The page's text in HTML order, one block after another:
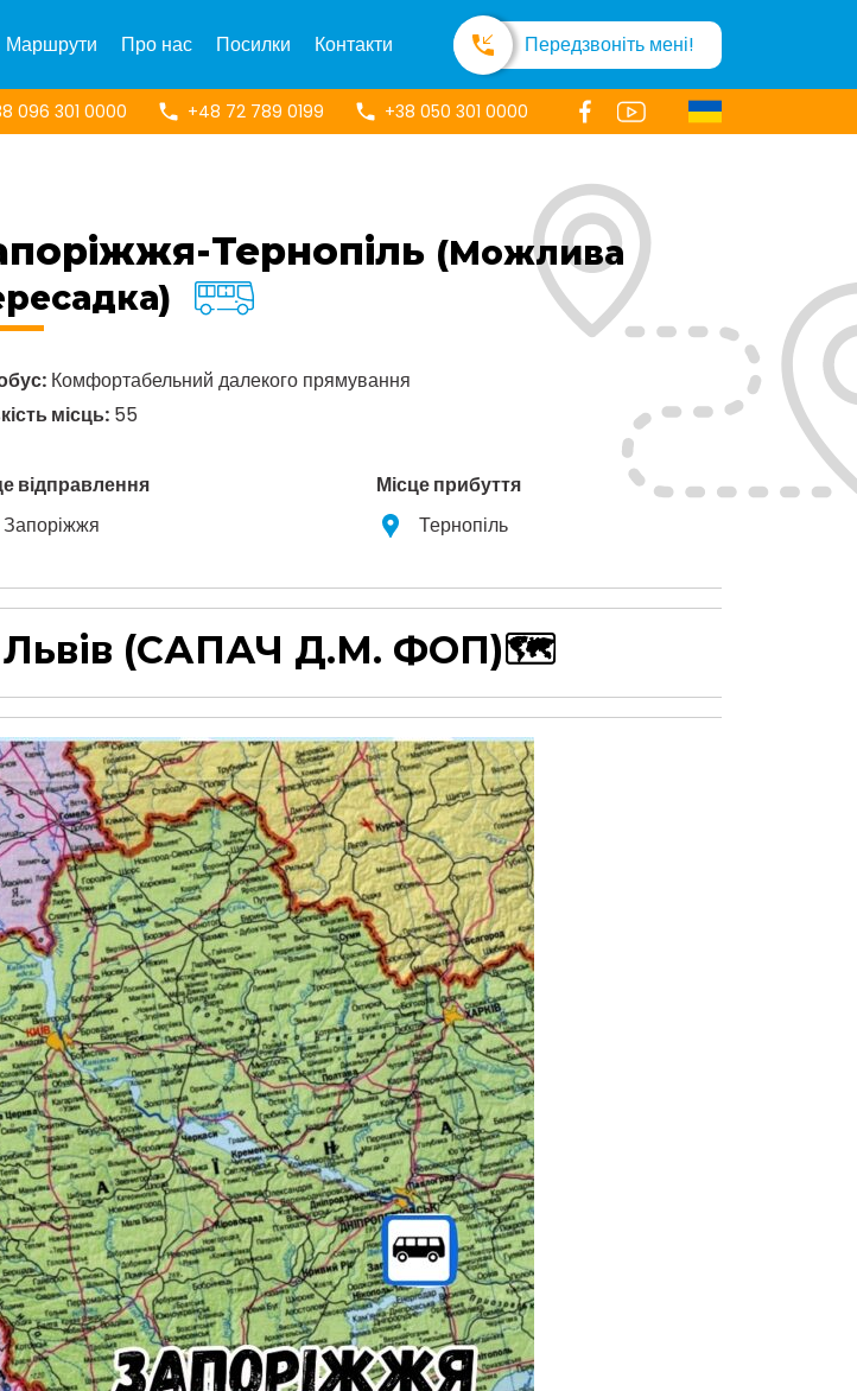
Маршрути Про нас Посилки Контакти Передзвоніть мені!
096 301 0000 +48 72 789 0199 +38 050 301 0000
Тернопіль (Можлива
Комфортабельний далекого прямування
місць: 55
відправлення
Запоріжжя
Місце прибуття
Тернопіль
(САПАЧ Д.М. ФОП)🗺